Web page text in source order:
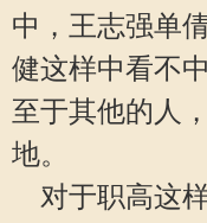
中，王志强单
健这样中看不
至于其他的人
地。
对于职高这